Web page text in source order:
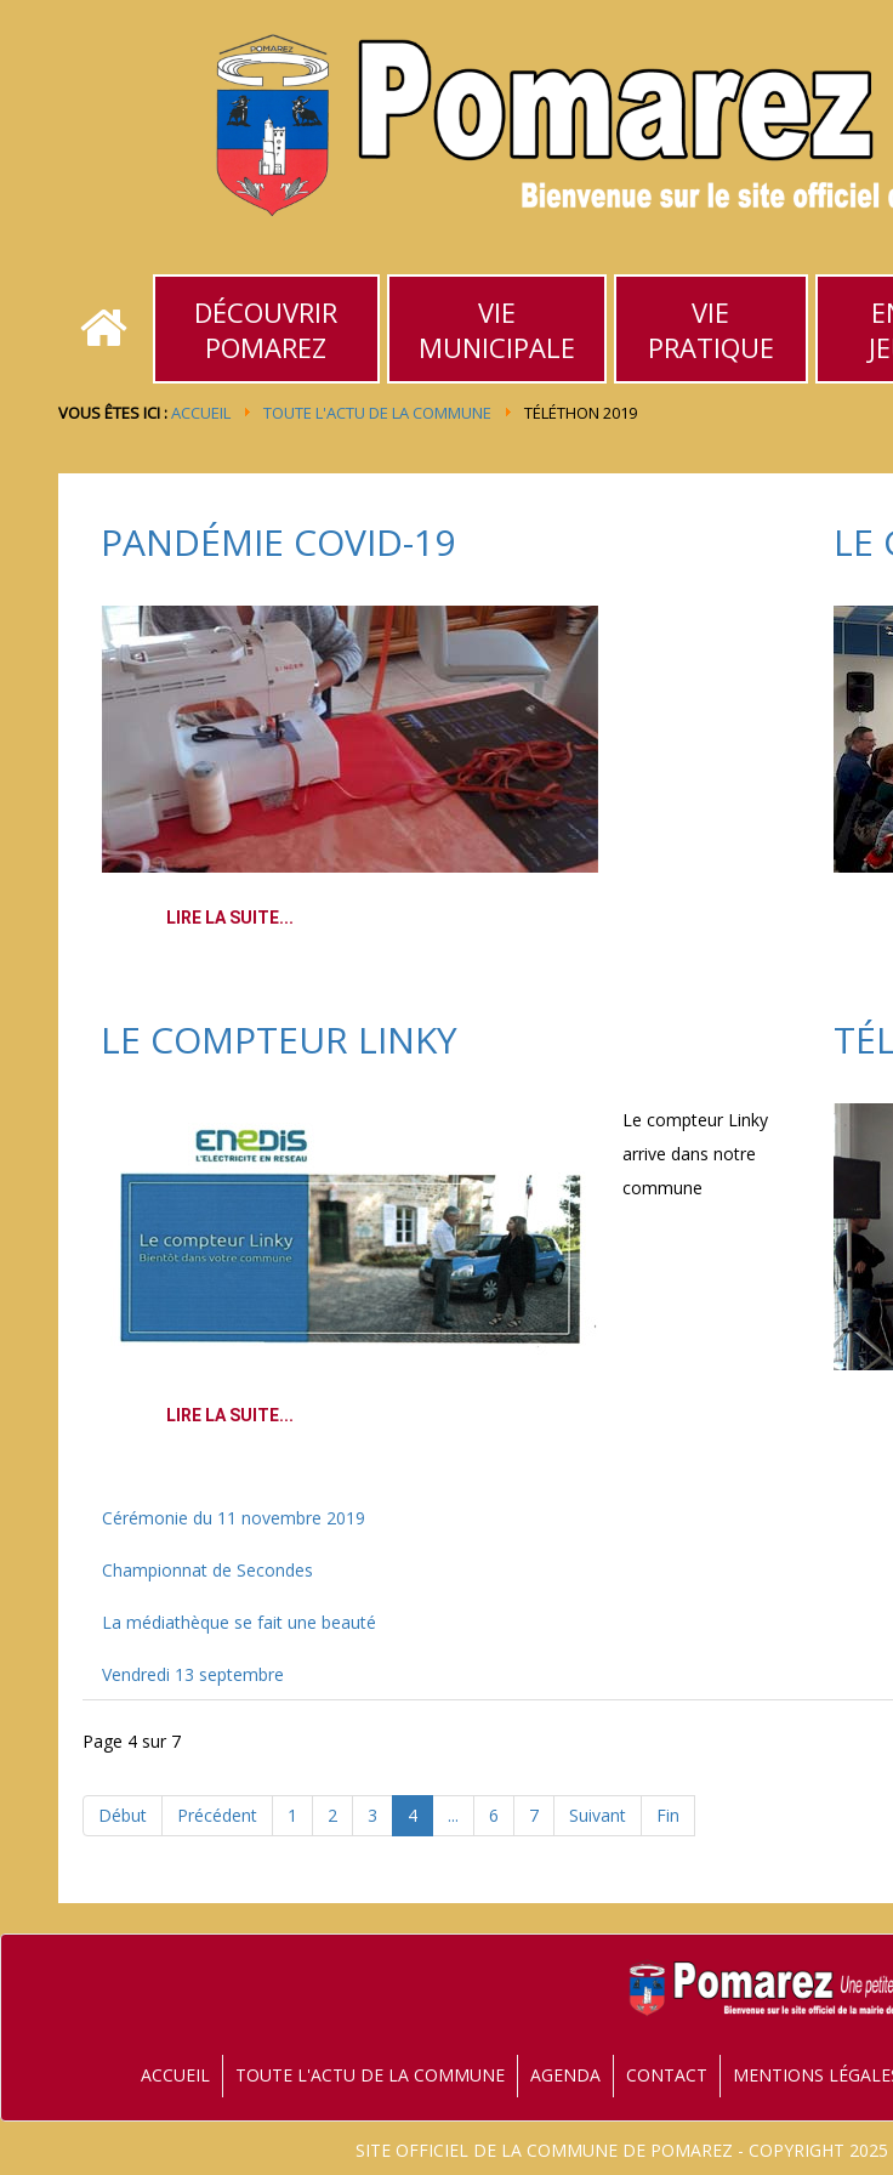
DÉCOUVRIR
POMAREZ
VIE
MUNICIPALE
VIE
PRATIQUE
VOUS ÊTES ICI :ACCUEIL TOUTE L'ACTU DE LA COMMUNE TÉLÉTHON 2019
PANDÉMIE COVID-19
LIRE LA SUITE...
LE
LE COMPTEUR LINKY
Le compteur Linky
arrive dans notre
commune
LIRE LA SUITE...
Cérémonie du 11 novembre 2019
Championnat de Secondes
La médiathèque se fait une beauté
Vendredi 13 septembre
Page 4 sur 7
Début Précédent 1 2 3 4 ... 6 7 Suivant Fin
ACCUEIL TOUTE L'ACTU DE LA COMMUNE AGENDA CONTACT MENTIONS
SITE OFFICIEL DE LA COMMUNE DE POMAREZ - COPYRIGHT